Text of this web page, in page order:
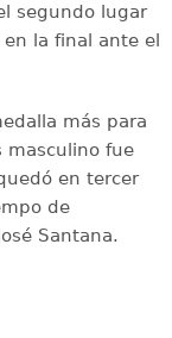
segundo lugar
la final ante el
más para
masculino fue
en tercer
de
Santana.